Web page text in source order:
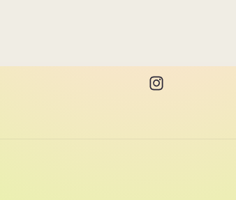
Instagram